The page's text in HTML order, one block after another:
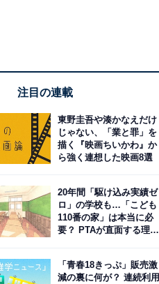
注目の連載
東野圭吾や湊かなえだけ
じゃない、「業と罪」を
描く『映画ちいかわ』か
ら強く連想した映画8選
20年間「駆け込み実績ゼ
ロ」の学校も…「こども
110番の家」は本当に必
要？ PTAが直面する理想
「青春18きっぷ」販売激
減の裏に何が？ 連続利用